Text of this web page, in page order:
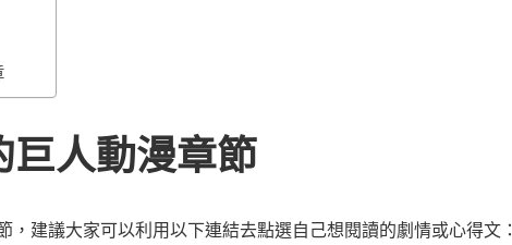
巨人動漫章節
，建議大家可以利用以下連結去點選自己想閱讀的劇情或心得文：